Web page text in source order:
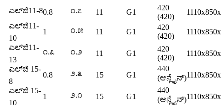
ಎಲ್‌ಜಿ11-80.8 ೧.೭ 11 G1
420
(420)
ಎಲ್‌ಜಿ11-
10
1 ೧.೫ 11 G1
420
(420)
ಎಲ್‌ಜಿ11-
13
೧.೩ ೧.೨ 11 G1
420
(420)
ಎಲ್‌ಜಿ 15-
8
0.8 ೨.೩ 15 G1
440
(ಆನ್ಲೈನ್)
ಎಲ್‌ಜಿ 15-
10
1 ೨.೧ 15 G1
440
(ಆನ್ಲೈನ್)